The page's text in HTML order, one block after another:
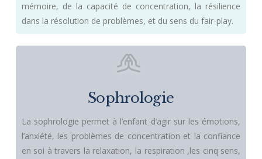
mémoire, de la capacité de concentration, la résilience
dans la résolution de problèmes, et du sens du fair-play.
Sophrologie
La sophrologie permet à l’enfant d’agir sur les émotions,
l’anxiété, les problèmes de concentration et la confiance
en soi à travers la relaxation, la respiration ,les cinq sens,